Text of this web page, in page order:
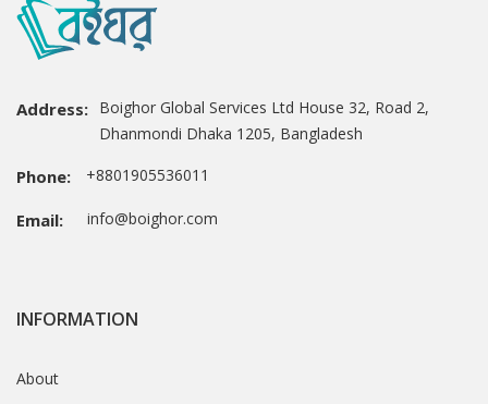
Address: Boighor Global Services Ltd House 32, Road 2,
Dhanmondi Dhaka 1205, Bangladesh
Phone: +8801905536011
Email: info@boighor.com
INFORMATION
About